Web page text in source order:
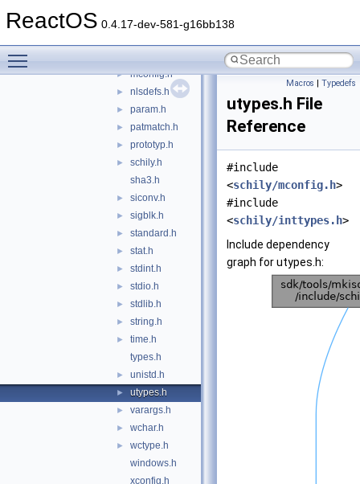
ReactOS 0.4.17-dev-581-g16bb138
► locale.h
► mconfig.h
► nlsdefs.h
► param.h
► patmatch.h
► prototyp.h
►
schily.h
sha3.h
► siconv.h
► sigblk.h
► standard.h
► stat.h
► stdint.h
► stdio.h
► stdlib.h
► string.h
►
time.h
types.h
► unistd.h
► utypes.h
► varargs.h
► wchar.h
►
wctype.h
windows.h
xconfig.h
Macros | Typedefs
utypes.h File
Reference
#include
<schily/mconfig.h>
#include
<schily/inttypes.h>
Include dependency
graph for utypes.h: